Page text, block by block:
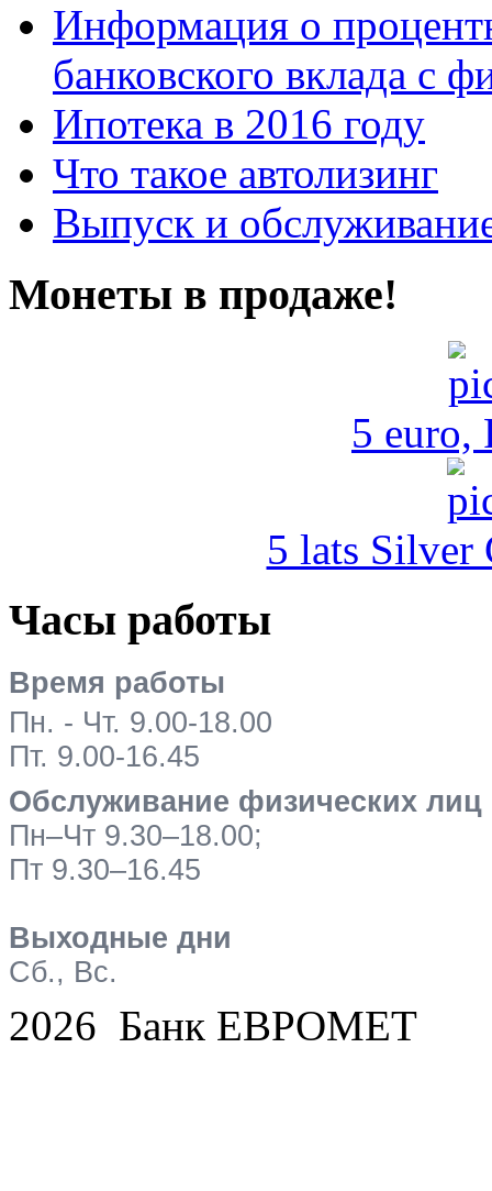
Информация о
банковского вклада с
Ипотека в 2016 году
Что такое автолизинг
Выпуск и
Монеты в продаже!
5 euro,
5 lats Silver
Часы работы
Время работы
Пн. - Чт. 9.00-18.00
Пт. 9.00-16.45
Обслуживание физических лиц
Пн–Чт 9.30–18.00;
Пт 9.30–16.45
Выходные дни
Сб., Вс.
2026 Банк ЕВРОМЕТ